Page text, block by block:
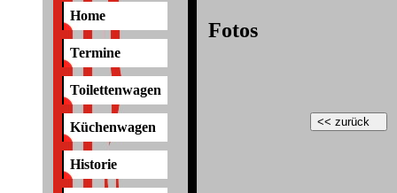
Home
Termine
Toilettenwagen
Küchenwagen
Historie
Fotos